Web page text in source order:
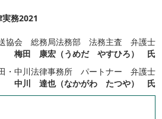
務2021
協会 総務局法務部 法務主査 弁護士
梅田 康宏（うめだ やすひろ） 氏
・中川法律事務所 パートナー 弁護士
中川 達也（なかがわ たつや） 氏